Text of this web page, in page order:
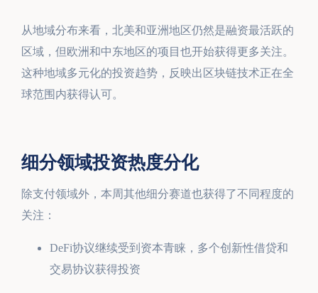
从地域分布来看，北美和亚洲地区仍然是融资最活跃的
区域，但欧洲和中东地区的项目也开始获得更多关注。
这种地域多元化的投资趋势，反映出区块链技术正在全
球范围内获得认可。
细分领域投资热度分化
除支付领域外，本周其他细分赛道也获得了不同程度的
关注：
DeFi协议继续受到资本青睐，多个创新性借贷和
交易协议获得投资